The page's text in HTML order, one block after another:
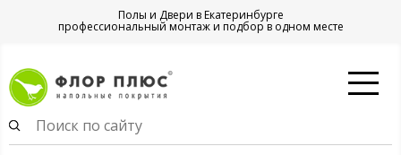
Полы и Двери в Екатеринбурге
профессиональный монтаж и подбор в одном месте